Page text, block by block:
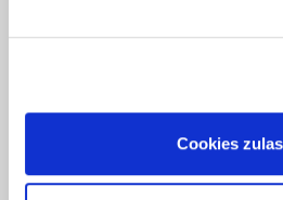
Cookies
die relevant und ansprechend für